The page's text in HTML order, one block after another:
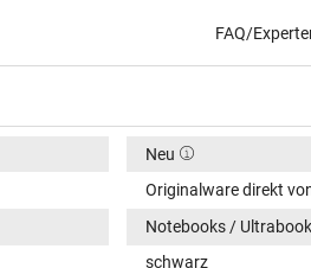
FAQ/
Neu
Originalware direkt
Notebooks /
schwarz